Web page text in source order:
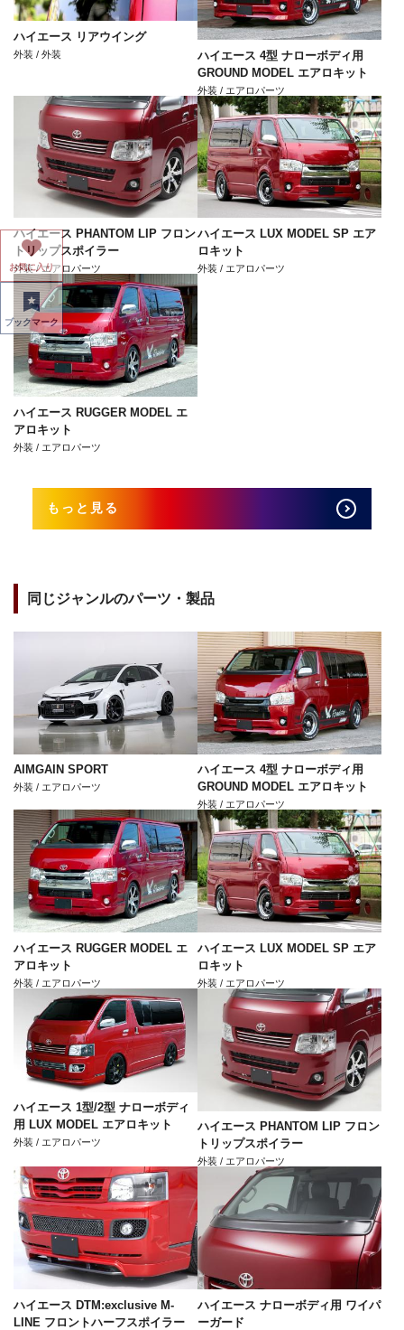
ハイエース リアウイング
外装 / 外装
ハイエース 4型 ナローボディ用
GROUND MODEL エアロキット
外装 / エアロパーツ
ハイエース PHANTOM LIP フロン
トリップスポイラー
外装 / エアロパーツ
ハイエース LUX MODEL SP エア
ロキット
外装 / エアロパーツ
ハイエース RUGGER MODEL エ
アロキット
外装 / エアロパーツ
もっと見る
同じジャンルのパーツ・製品
AIMGAIN SPORT
外装 / エアロパーツ
ハイエース 4型 ナローボディ用
GROUND MODEL エアロキット
外装 / エアロパーツ
ハイエース RUGGER MODEL エ
アロキット
外装 / エアロパーツ
ハイエース LUX MODEL SP エア
ロキット
外装 / エアロパーツ
ハイエース 1型/2型 ナローボディ
用 LUX MODEL エアロキット
外装 / エアロパーツ
ハイエース PHANTOM LIP フロン
トリップスポイラー
外装 / エアロパーツ
ハイエース DTM:exclusive M-
LINE フロントハーフスポイラー
ハイエース ナローボディ用 ワイパ
ーガード
お気に入り
ブックマーク